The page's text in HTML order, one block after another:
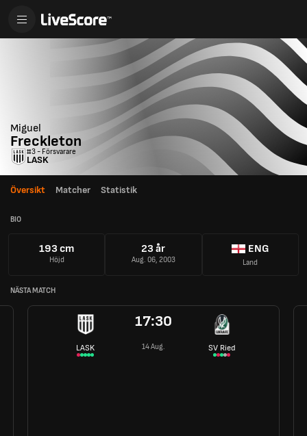
Miguel
Freckleton
#3 - Försvarare
LASK
Översikt Matcher Statistik
BIO
193 cm
Höjd
23 år
Aug. 06, 2003
ENG
Land
NÄSTA MATCH
LASK
17:30
14 Aug. SV Ried